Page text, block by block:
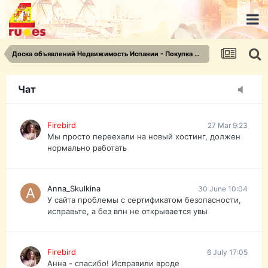
Доска объявлений Недвижимость Испании - Покупка недвижимости
Чат
urist.dokument@gmail.com
https://pasport-ua.com/
Телеграмм @uristpassua
Firebird 27 Mar 9:23
Друзья - из России без VPN сайт и форум
Firebird 27 Mar 9:23
Мы просто переехали на новый хостинг, должен
нормально работать
Anna_Skulkina 30 June 10:04
У сайта проблемы с сертификатом безопасности,
исправьте, а без впн не открывается увы
Firebird 6 July 17:05
Анна - спасибо! Исправили вроде